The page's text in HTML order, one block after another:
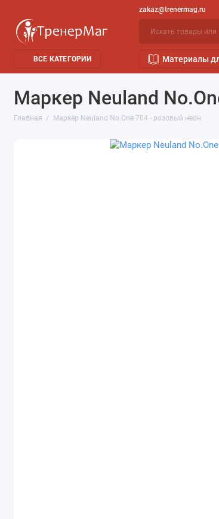
zakaz@trenermag.ru
ВСЕ КАТЕГОРИИ Материалы
Маркер Neuland
Главная Маркер Neuland No.One 704 - розовый неон